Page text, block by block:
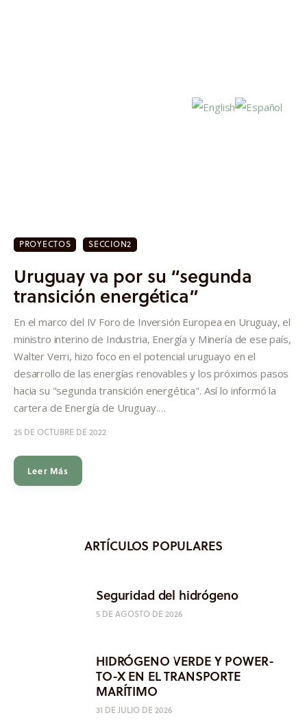
Investigación
Proyectos
Informes
Quiénes somos
PROYECTOS SECCION2
Uruguay va por su “segunda
transición energética”
En el marco del IV Foro de Inversión Europea en Uruguay, el
ministro interino de Industria, Energía y Minería de ese país,
Walter Verri, hizo foco en el potencial uruguayo en el
desarrollo de las energías renovables y los próximos pasos
hacia su "segunda transición energética". Así lo informó la
cartera de Energía de Uruguay.…
25 DE OCTUBRE DE 2022
Leer Más
ARTÍCULOS POPULARES
Seguridad del hidrógeno
5 DE AGOSTO DE 2026
HIDRÓGENO VERDE Y POWER-
TO-X EN EL TRANSPORTE
MARÍTIMO
31 DE JULIO DE 2026